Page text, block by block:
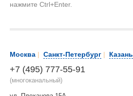
нажмите Ctrl+Enter.
Москва | Санкт-Петербург | Казань
+7 (495) 777-55-91
(многоканальный)